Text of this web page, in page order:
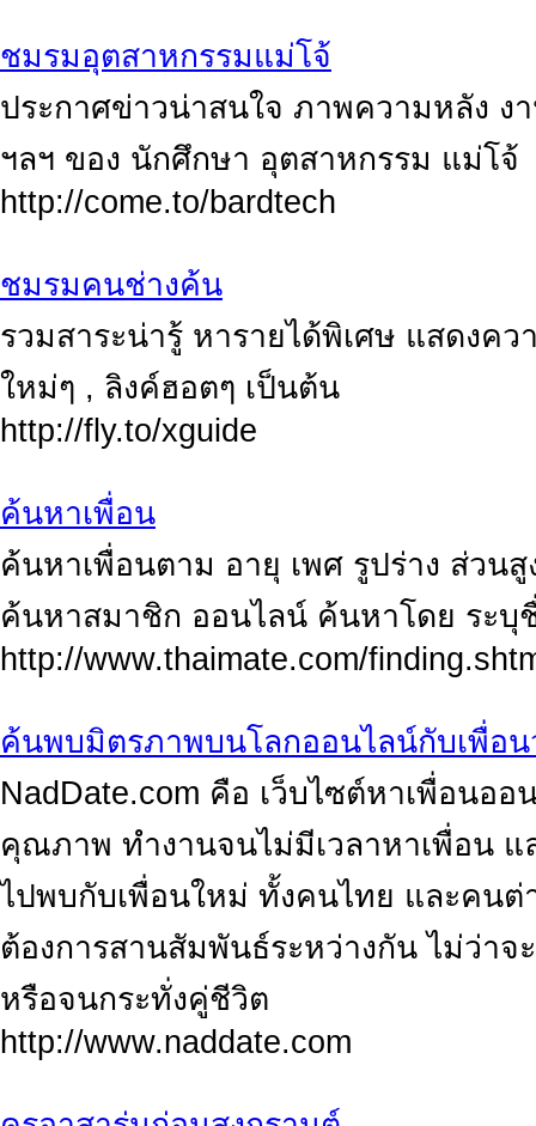
ชมรมอุตสาหกรรมแม่โจ้
ประกาศข่าวน่าสนใจ ภาพความหลัง ง
ฯลฯ ของ นักศึกษา อุตสาหกรรม แม่โจ้
http://come.to/bardtech
ชมรมคนช่างค้น
รวมสาระน่ารู้ หารายได้พิเศษ แสดงค
ใหม่ๆ , ลิงค์ฮอตๆ เป็นต้น
http://fly.to/xguide
ค้นหาเพื่อน
ค้นหาเพื่อนตาม อายุ เพศ รูปร่าง ส่วน
ค้นหาสมาชิก ออนไลน์ ค้นหาโดย ระบุ
http://www.thaimate.com/
ค้นพบมิตรภาพบนโลกออนไลน์กับเพื่อน
NadDate.com คือ เว็บไซต์หาเพื่อนอ
คุณภาพ ทำงานจนไม่มีเวลาหาเพื่อน
ไปพบกับเพื่อนใหม่ ทั้งคนไทย และคนต่
ต้องการสานสัมพันธ์ระหว่างกัน ไม่ว่าจ
หรือจนกระทั่งคู่ชีวิต
http://www.naddate.com